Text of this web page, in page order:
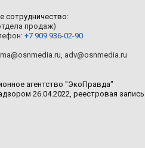
сотрудничество:
продаж)
+7 909 936-02-90
, adv@osnmedia.ru
агентство "ЭкоПравда"
26.04.2022, реестровая запись